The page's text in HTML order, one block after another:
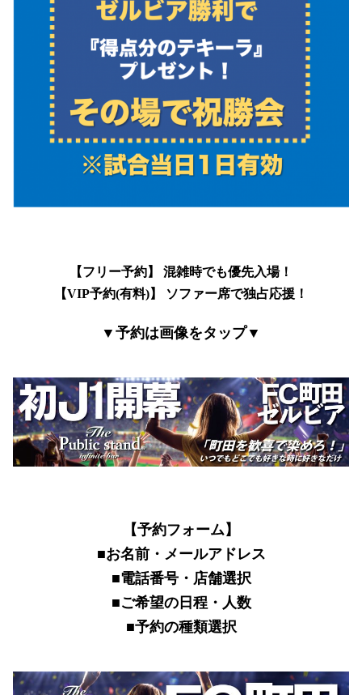
【フリー予約】 混雑時でも優先入場！
【VIP予約(有料)】 ソファー席で独占応援！
▼予約は画像をタップ▼
【予約フォーム】
■お名前・メールアドレス
■電話番号・店舗選択
■ご希望の日程・人数
■予約の種類選択